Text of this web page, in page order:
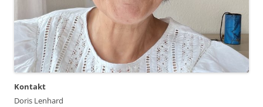
Kontakt
Doris Lenhard